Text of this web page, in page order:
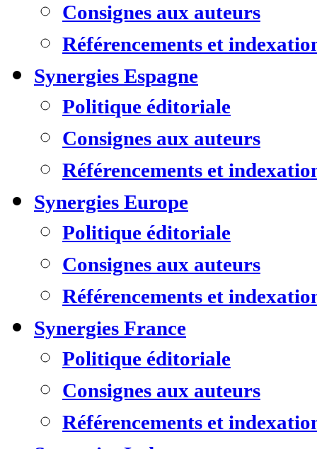
Consignes aux auteurs
Référencements et
Synergies Espagne
Politique éditoriale
Consignes aux auteurs
Référencements et
Synergies Europe
Politique éditoriale
Consignes aux auteurs
Référencements et
Synergies France
Politique éditoriale
Consignes aux auteurs
Référencements et